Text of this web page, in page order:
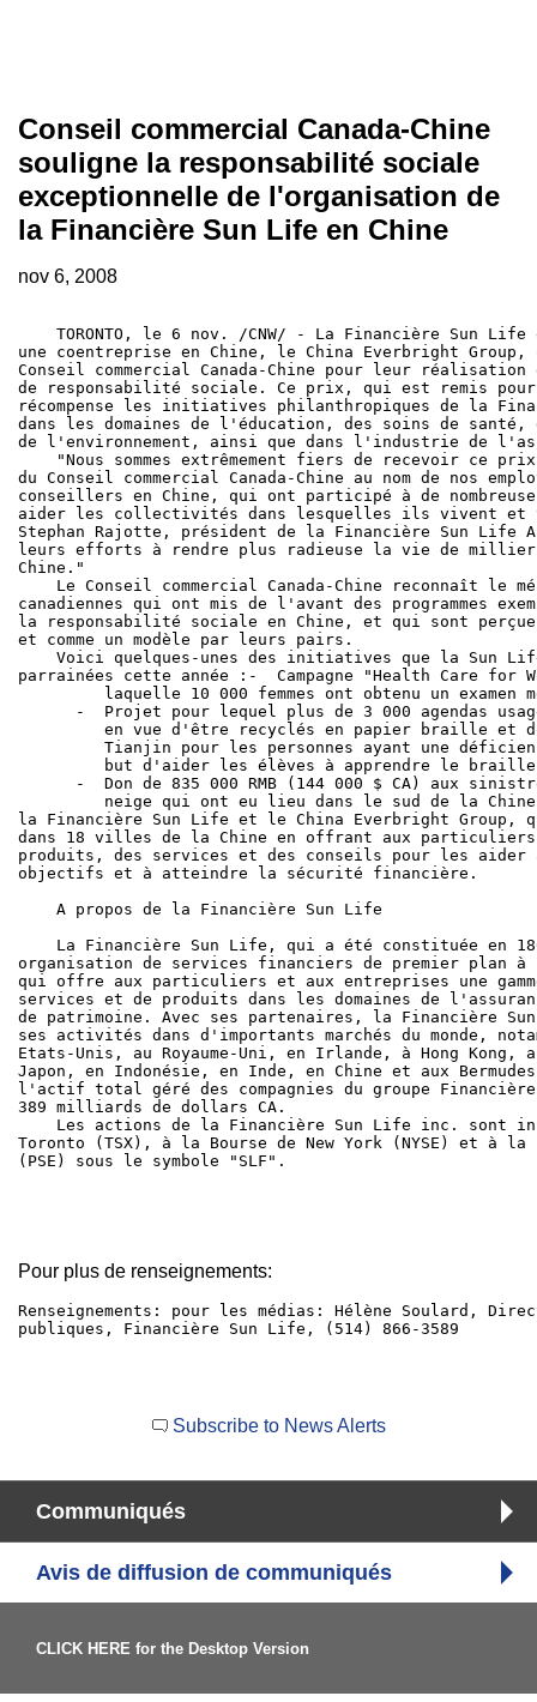
Conseil commercial Canada-Chine
souligne la responsabilité sociale
exceptionnelle de l'organisation de
la Financière Sun Life en Chine
nov 6, 2008
TORONTO, le 6 nov. /CNW/ - La Financière Sun Life
une coentreprise en Chine, le China Everbright
Conseil commercial Canada-Chine pour leur
de responsabilité sociale. Ce prix, qui est remis
récompense les initiatives philanthropiques de la
dans les domaines de l'éducation, des soins de
de l'environnement, ainsi que dans l'industrie de
"Nous sommes extrêmement fiers de recevoir ce
du Conseil commercial Canada-Chine au nom de nos
conseillers en Chine, qui ont participé à de
aider les collectivités dans lesquelles ils vivent
Stephan Rajotte, président de la Financière Sun Life
leurs efforts à rendre plus radieuse la vie de
Chine."
Le Conseil commercial Canada-Chine reconnaît le
canadiennes qui ont mis de l'avant des programmes
la responsabilité sociale en Chine, et qui sont
et comme un modèle par leurs pairs.
Voici quelques-unes des initiatives que la Sun
parrainées cette année :-  Campagne "Health Care for
laquelle 10 000 femmes ont obtenu un examen
-  Projet pour lequel plus de 3 000 agendas
en vue d'être recyclés en papier braille et
Tianjin pour les personnes ayant une
         but d'aider les élèves à apprendre le braille
-  Don de 835 000 RMB (144 000 $ CA) aux
neige qui ont eu lieu dans le sud de la
la Financière Sun Life et le China Everbright Group,
dans 18 villes de la Chine en offrant aux
produits, des services et des conseils pour les
objectifs et à atteindre la sécurité financière.
    A propos de la Financière Sun Life
La Financière Sun Life, qui a été constituée en
organisation de services financiers de premier plan
qui offre aux particuliers et aux entreprises une
services et de produits dans les domaines de
de patrimoine. Avec ses partenaires, la Financière
ses activités dans d'importants marchés du monde,
Etats-Unis, au Royaume-Uni, en Irlande, à Hong Kong,
Japon, en Indonésie, en Inde, en Chine et aux
l'actif total géré des compagnies du groupe
389 milliards de dollars CA.
Les actions de la Financière Sun Life inc. sont
Toronto (TSX), à la Bourse de New York (NYSE) et à
(PSE) sous le symbole "SLF".
Pour plus de renseignements:
Renseignements: pour les médias: Hélène Soulard,
publiques, Financière Sun Life, (514) 866-3589
Subscribe to News Alerts
Communiqués
Avis de diffusion de communiqués
CLICK HERE for the Desktop Version